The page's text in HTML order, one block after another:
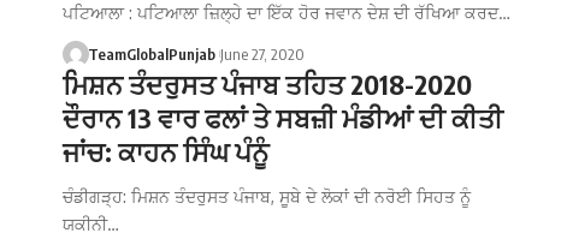
ਪਟਿਆਲਾ : ਪਟਿਆਲਾ ਜ਼ਿਲ੍ਹੇ ਦਾ ਇੱਕ ਹੋਰ ਜਵਾਨ ਦੇਸ਼ ਦੀ ਰੱਖਿਆ ਕਰਦ…
TeamGlobalPunjab June 27, 2020
ਮਿਸ਼ਨ ਤੰਦਰੁਸਤ ਪੰਜਾਬ ਤਹਿਤ 2018-2020
ਦੌਰਾਨ 13 ਵਾਰ ਫਲਾਂ ਤੇ ਸਬਜ਼ੀ ਮੰਡੀਆਂ ਦੀ ਕੀਤੀ
ਜਾਂਚ: ਕਾਹਨ ਸਿੰਘ ਪੰਨੂੰ
ਚੰਡੀਗੜ੍ਹ: ਮਿਸ਼ਨ ਤੰਦਰੁਸਤ ਪੰਜਾਬ, ਸੂਬੇ ਦੇ ਲੋਕਾਂ ਦੀ ਨਰੋਈ ਸਿਹਤ ਨੂੰ
ਯਕੀਨੀ…